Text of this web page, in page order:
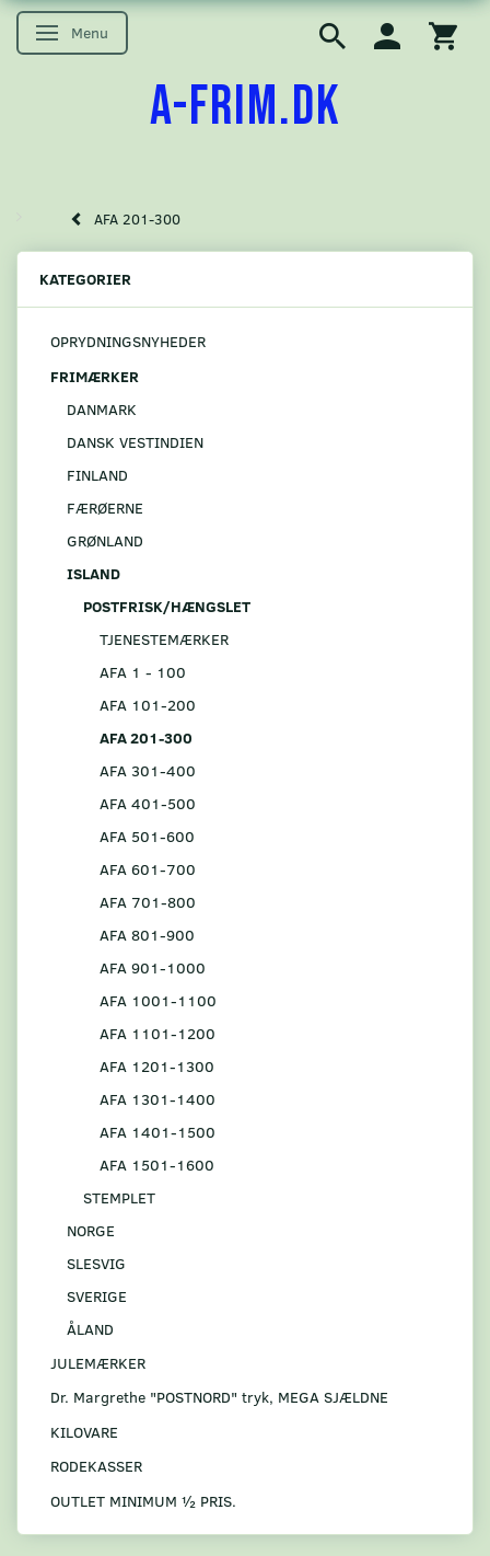
Skifte navigation
Menu
A-FRIM.DK
AFA 201-300
KATEGORIER
OPRYDNINGSNYHEDER
FRIMÆRKER
DANMARK
DANSK VESTINDIEN
FINLAND
FÆRØERNE
GRØNLAND
ISLAND
POSTFRISK/HÆNGSLET
TJENESTEMÆRKER
AFA 1 - 100
AFA 101-200
AFA 201-300
AFA 301-400
AFA 401-500
AFA 501-600
AFA 601-700
AFA 701-800
AFA 801-900
AFA 901-1000
AFA 1001-1100
AFA 1101-1200
AFA 1201-1300
AFA 1301-1400
AFA 1401-1500
AFA 1501-1600
STEMPLET
NORGE
SLESVIG
SVERIGE
ÅLAND
JULEMÆRKER
Dr. Margrethe "POSTNORD" tryk, MEGA SJÆLDNE
KILOVARE
RODEKASSER
OUTLET MINIMUM ½ PRIS.